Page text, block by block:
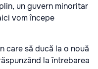
un guvern minoritar
vom începe
care să ducă la o nouă
la întrebarea